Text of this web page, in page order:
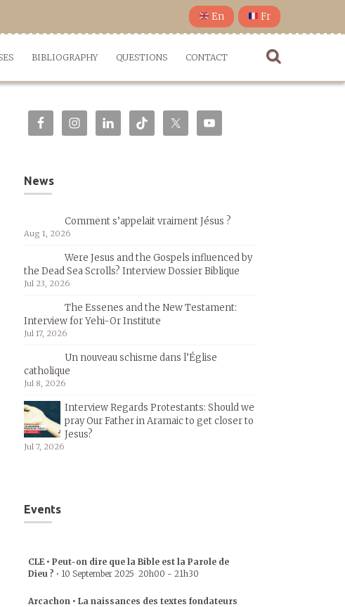
En Fr
BIBLIOGRAPHY QUESTIONS CONTACT
News
Comment s’appelait vraiment Jésus ?
Aug 1, 2026
Were Jesus and the Gospels influenced by
the Dead Sea Scrolls? Interview Dossier Biblique
Jul 23, 2026
The Essenes and the New Testament:
Interview for Yehi-Or Institute
Jul 17, 2026
Un nouveau schisme dans l’Église
catholique
Jul 8, 2026
Interview Regards Protestants: Should we
pray Our Father in Aramaic to get closer to
Jesus?
Jul 7, 2026
Events
CLE • Peut-on dire que la Bible est la Parole de
Dieu ? • 10 September 2025 20h00 - 21h30
Arcachon • La naissances des textes fondateurs